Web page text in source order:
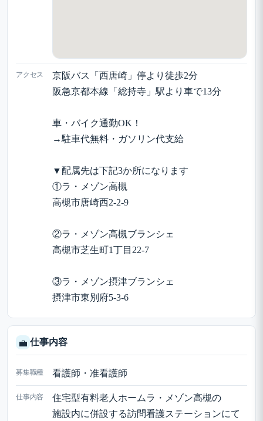
アクセス
京阪バス「西唐崎」停より徒歩2分
阪急京都本線「総持寺」駅より車で13分
車・バイク通勤OK！
→駐車代無料・ガソリン代支給
▼配属先は下記3か所になります
①ラ・メゾン高槻
高槻市唐崎西2-2-9
②ラ・メゾン高槻ブランシェ
高槻市芝生町1丁目22-7
③ラ・メゾン摂津ブランシェ
摂津市東別府5-3-6
💼 仕事内容
募集職種 看護師・准看護師
仕事内容
住宅型有料老人ホームラ・メゾン高槻の
施設内に併設する訪問看護ステーションにて